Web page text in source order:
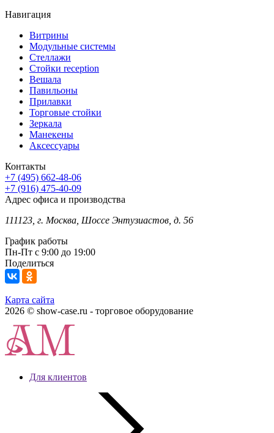
Навигация
Витрины
Модульные системы
Стеллажи
Стойки reception
Вешала
Павильоны
Прилавки
Торговые стойки
Зеркала
Манекены
Аксессуары
Контакты
+7 (495) 662-48-06
+7 (916) 475-40-09
Адрес офиса и производства
111123, г. Москва, Шоссе Энтузиастов, д. 56
График работы
Пн-Пт с 9:00 до 19:00
Поделиться
Карта сайта
2026 © show-case.ru - торговое оборудование
Для клиентов